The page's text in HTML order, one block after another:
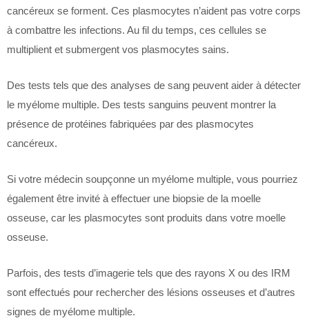
cancéreux se forment. Ces plasmocytes n’aident pas votre corps
à combattre les infections. Au fil du temps, ces cellules se
multiplient et submergent vos plasmocytes sains.
Des tests tels que des analyses de sang peuvent aider à détecter
le myélome multiple. Des tests sanguins peuvent montrer la
présence de protéines fabriquées par des plasmocytes
cancéreux.
Si votre médecin soupçonne un myélome multiple, vous pourriez
également être invité à effectuer une biopsie de la moelle
osseuse, car les plasmocytes sont produits dans votre moelle
osseuse.
Parfois, des tests d’imagerie tels que des rayons X ou des IRM
sont effectués pour rechercher des lésions osseuses et d’autres
signes de myélome multiple.